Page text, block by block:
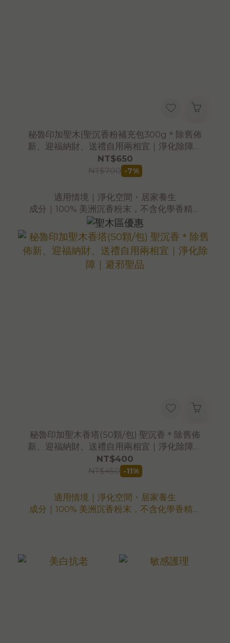
秘魯印加聖木|聖沉香粉補充包300g＊除舊佈
新、迎福納財、送禮自用兩相宜｜淨化除障｜
避邪聖品
NT$650
NT$700 -7%
適用情境｜淨化空間・居家養生
成分｜100% 美洲沉香粉末，不含化學香精、
香料或其他雜木。SGS 檢驗合格。
淨重｜300g (半斤) ｜補充包量多更實惠
原產國｜秘魯
加工地｜台灣
秘魯印加聖木香塔(50顆/包) 聖沉香＊除舊佈
新、迎福納財、送禮自用兩相宜｜淨化除障｜
避邪聖品
NT$400
NT$450 -11%
適用情境｜淨化空間・居家養生
成分｜100% 美洲沉香粉末，不含化學香精、
燃燒時間｜約30分鐘